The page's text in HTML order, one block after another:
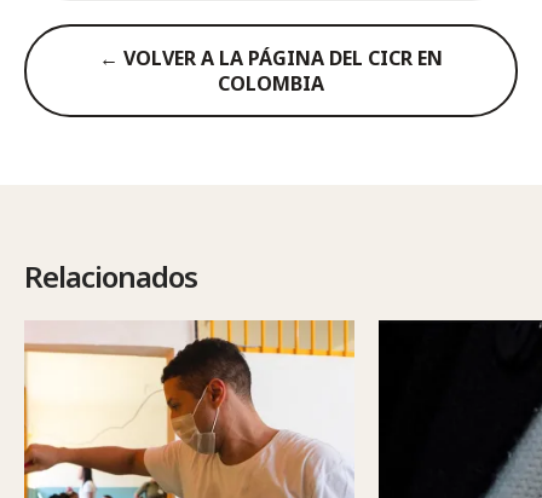
← VOLVER A LA PÁGINA DEL CICR EN
COLOMBIA
Relacionados